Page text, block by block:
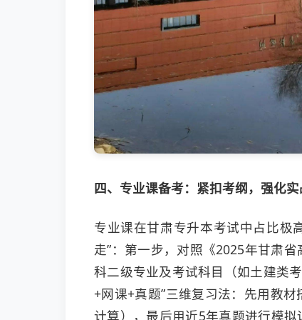
四、专业课备考：紧扣考纲，强化
专业课在甘肃专升本考试中占比极
走”：第一步，对照《2025年甘肃
科二级专业及考试科目（如土建类
+网课+真题”三维复习法：先用教
计算），最后用近5年真题进行模拟